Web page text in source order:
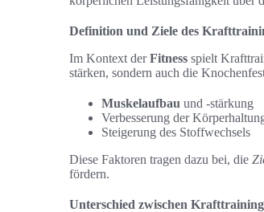
Definition und Ziele des
Im Kontext derFitness spielt
stärken, sondern auch die
Muskelaufbau und -stärkung
Verbesserung der
Steigerung des Stoffwechsels
Diese Faktoren tragen dazu bei, die
fördern.
Unterschied zwischen